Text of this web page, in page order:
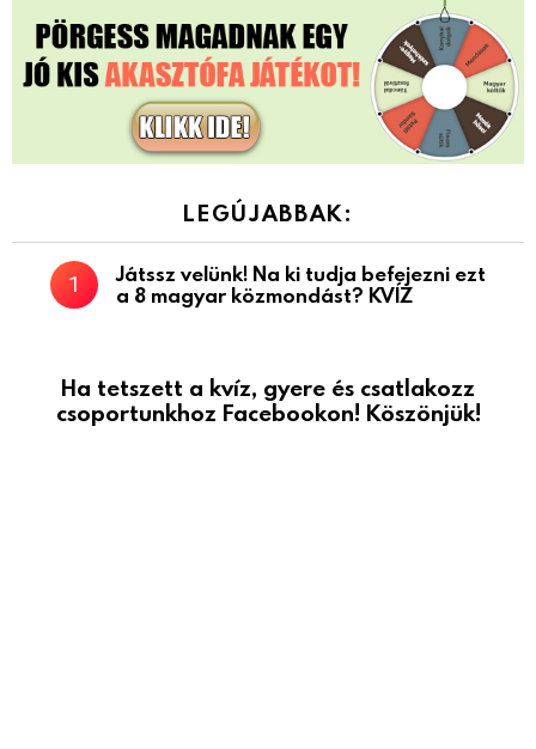
LEGÚJABBAK:
Játssz velünk! Na ki tudja befejezni ezt
a 8 magyar közmondást? KVÍZ
Ha tetszett a kvíz, gyere és csatlakozz
csoportunkhoz Facebookon! Köszönjük!